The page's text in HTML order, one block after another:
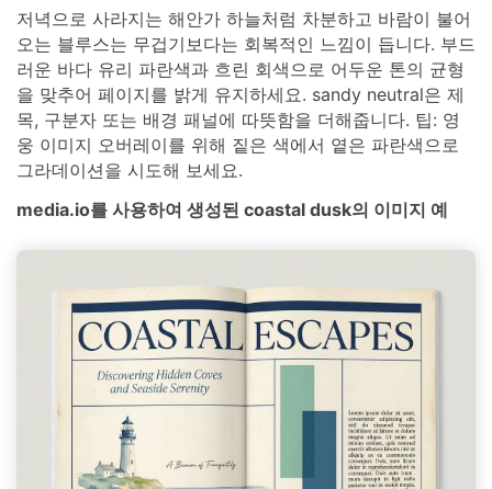
저녁으로 사라지는 해안가 하늘처럼 차분하고 바람이 불어
오는 블루스는 무겁기보다는 회복적인 느낌이 듭니다. 부드
러운 바다 유리 파란색과 흐린 회색으로 어두운 톤의 균형
을 맞추어 페이지를 밝게 유지하세요. sandy neutral은 제
목, 구분자 또는 배경 패널에 따뜻함을 더해줍니다. 팁: 영
웅 이미지 오버레이를 위해 짙은 색에서 옅은 파란색으로
그라데이션을 시도해 보세요.
media.io를 사용하여 생성된 coastal dusk의 이미지 예